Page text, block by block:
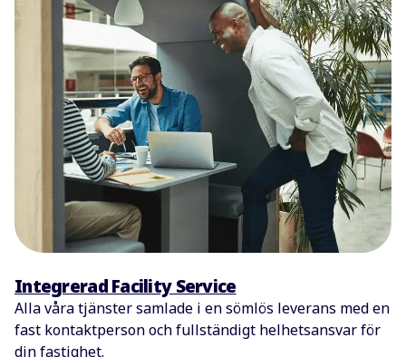
Integrerad Facility Service
Alla våra tjänster samlade i en sömlös leverans med en
fast kontaktperson och fullständigt helhetsansvar för
din fastighet.